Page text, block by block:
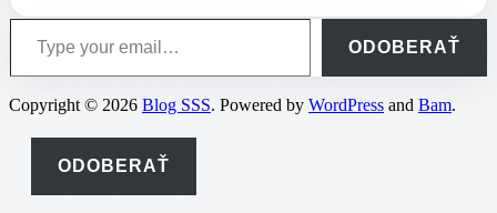
Type your email…
ODOBERAŤ
Copyright © 2026 Blog SSS. Powered by WordPress and Bam.
ODOBERAŤ